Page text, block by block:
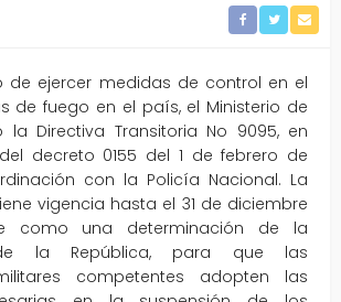
de ejercer medidas de control en el
de fuego en el país, el Ministerio de
la Directiva Transitoria No 9095, en
decreto 0155 del 1 de febrero de
con la Policía Nacional. La
vigencia hasta el 31 de diciembre
como una determinación de la
de la República, para que las
competentes adopten las